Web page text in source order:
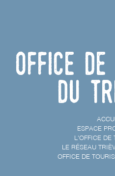
Office de
du
ESPACE
L'OFFICE DE
LE RÉSEAU
OFFICE DE